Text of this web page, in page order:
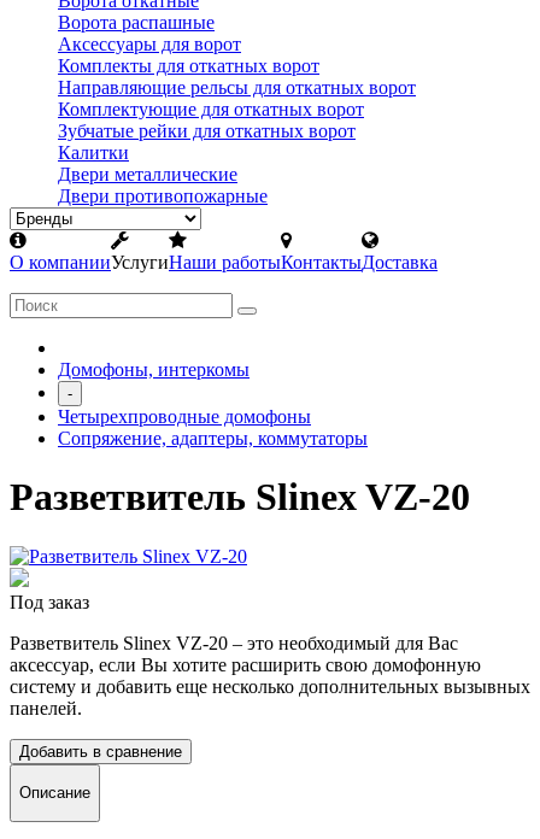
Ворота распашные
Аксессуары для ворот
Комплекты для откатных ворот
Направляющие рельсы для откатных ворот
Комплектующие для откатных ворот
Зубчатые рейки для откатных ворот
Калитки
Двери металлические
Двери противопожарные
О компанииУслугиНаши работыКонтактыДоставка
Домофоны, интеркомы
-
Четырехпроводные домофоны
Сопряжение, адаптеры, коммутаторы
Разветвитель Slinex VZ-20
Под заказ
Разветвитель Slinex VZ-20 – это необходимый для Вас
аксессуар, если Вы хотите расширить свою домофонную
систему и добавить еще несколько дополнительных вызывных
панелей.
Добавить в сравнение
Описание